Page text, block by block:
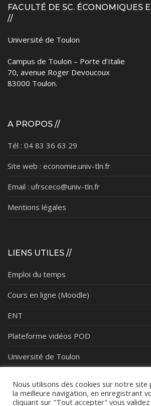
FACULTÉ DE SC. ÉCONOMIQUES
//
Université de Toulon
Campus de Toulon – Porte d’Italie
70, avenue Roger Devoucoux
83000 Toulon.
A PROPOS //
Tél : 04 83 36 63 29
Site web : economie.univ-tln.fr
Email : ufrsceco@univ-tln.fr
Mentions légales
LIENS UTILES //
Emploi du temps
Cours en ligne (Moodle)
ENT
Plateforme vidéos POD
Université de Toulon
Nous utilisons des cookies sur notre
la meilleure navigation, en enregistrant
cliquant sur "Tout accepter" vous validez